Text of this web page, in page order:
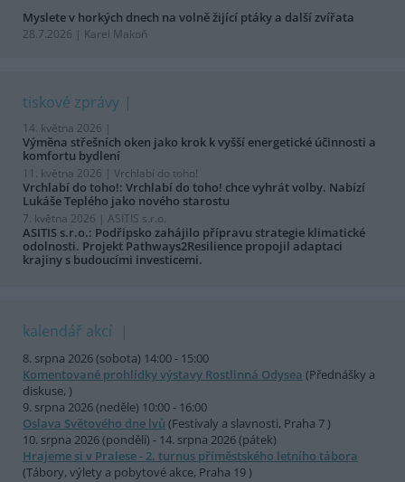
Myslete v horkých dnech na volně žijící ptáky a další zvířata
28.7.2026 | Karel Makoň
tiskové zprávy
14. května 2026 |
Výměna střešních oken jako krok k vyšší energetické účinnosti a
komfortu bydlení
11. května 2026 | Vrchlabí do toho!
Vrchlabí do toho!: Vrchlabí do toho! chce vyhrát volby. Nabízí
Lukáše Teplého jako nového starostu
7. května 2026 | ASITIS s.r.o.
ASITIS s.r.o.: Podřipsko zahájilo přípravu strategie klimatické
odolnosti. Projekt Pathways2Resilience propojil adaptaci
krajiny s budoucími investicemi.
kalendář akcí
8. srpna 2026 (sobota) 14:00 - 15:00
Komentované prohlídky výstavy Rostlinná Odysea (Přednášky a
diskuse, )
9. srpna 2026 (neděle) 10:00 - 16:00
Oslava Světového dne lvů (Festivaly a slavnosti, Praha 7 )
10. srpna 2026 (pondělí) - 14. srpna 2026 (pátek)
Hrajeme si v Pralese - 2. turnus příměstského letního tábora
(Tábory, výlety a pobytové akce, Praha 19 )